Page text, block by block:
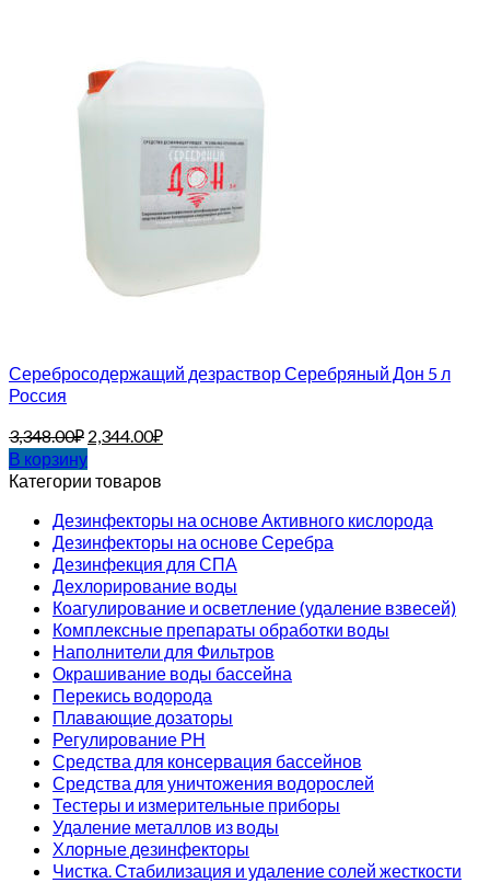
Серебросодержащий дезраствор Серебряный Дон 5 л
Россия
3,348.00₽ 2,344.00₽
В корзину
Категории товаров
Дезинфекторы на основе Активного кислорода
Дезинфекторы на основе Серебра
Дезинфекция для СПА
Дехлорирование воды
Коагулирование и осветление (удаление взвесей)
Комплексные препараты обработки воды
Наполнители для Фильтров
Окрашивание воды бассейна
Перекись водорода
Плавающие дозаторы
Регулирование РН
Средства для консервация бассейнов
Средства для уничтожения водорослей
Тестеры и измерительные приборы
Удаление металлов из воды
Хлорные дезинфекторы
Чистка. Стабилизация и удаление солей жесткости